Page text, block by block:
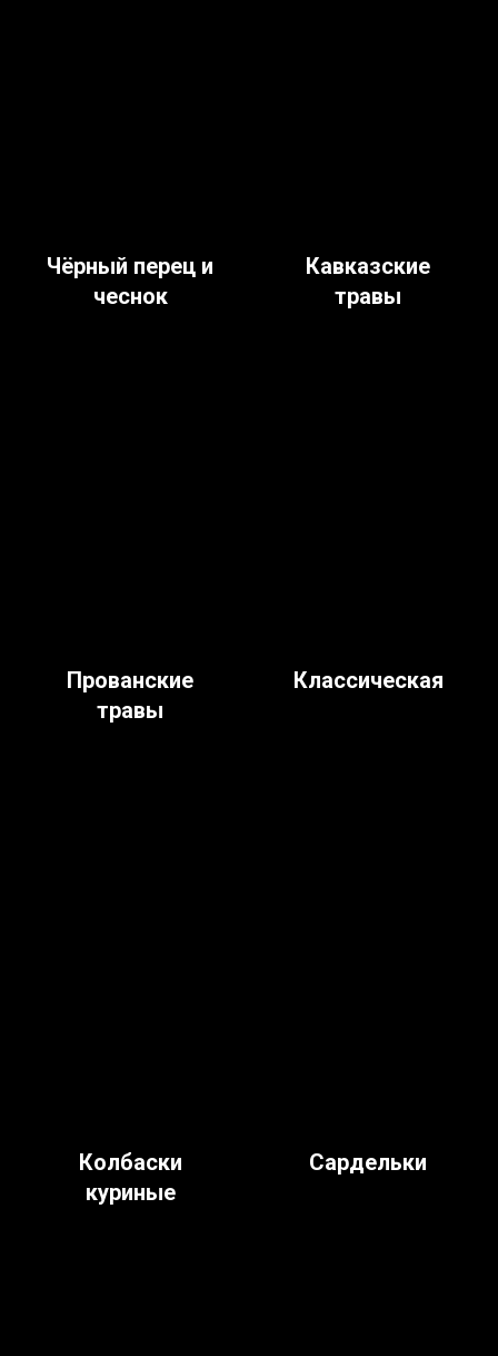
Чёрный перец и
чеснок
Кавказские
травы
Прованские
травы
Классическая
Колбаски
куриные
Сардельки